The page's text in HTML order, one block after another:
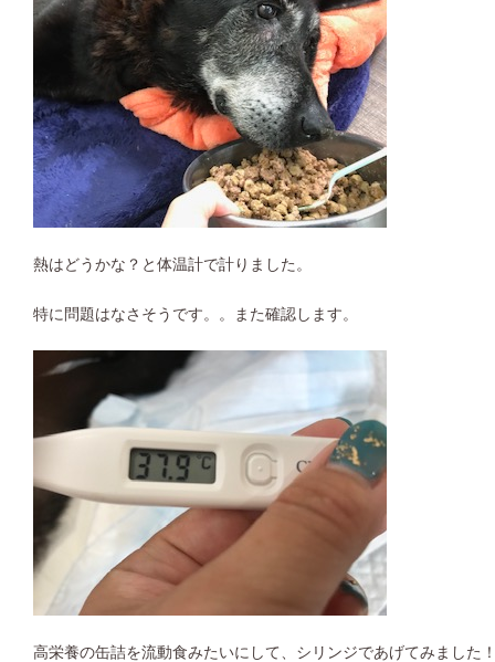
熱はどうかな？と体温計で計りました。
特に問題はなさそうです。。また確認します。
高栄養の缶詰を流動食みたいにして、シリンジであげてみました